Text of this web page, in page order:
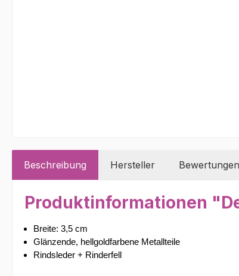
Beschreibung Hersteller Bewertungen
Produktinformationen
Breite: 3,5 cm
Glänzende, hellgoldfarbene Metallteile
Rindsleder + Rinderfell